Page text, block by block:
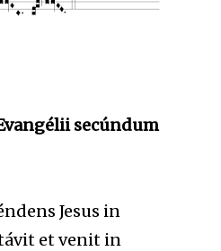
secúndum
Jesus in
et venit in